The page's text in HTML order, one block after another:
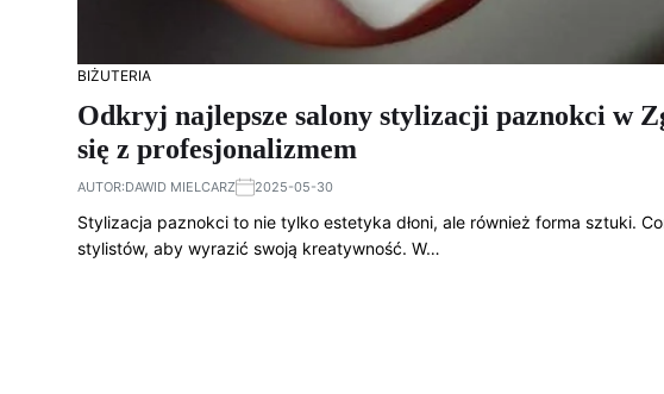
BIŻUTERIA
Odkryj najlepsze salony stylizacji paznokci w
się z profesjonalizmem
AUTOR:DAWID MIELCARZ 2025-05-30
Stylizacja paznokci to nie tylko estetyka dłoni, ale również forma sztuki.
stylistów, aby wyrazić swoją kreatywność. W…